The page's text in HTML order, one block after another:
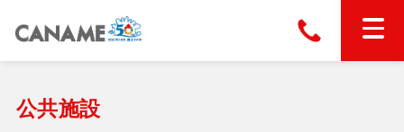
ホーム
公共施設